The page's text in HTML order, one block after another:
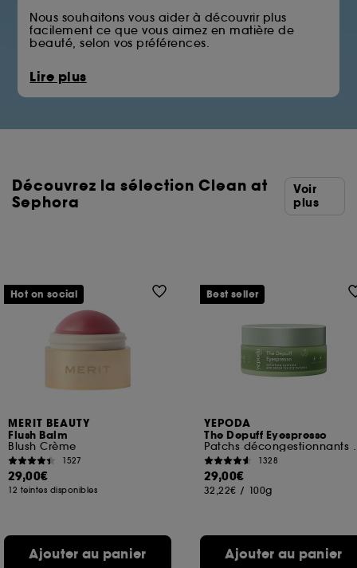
Nous souhaitons vous aider à découvrir plus
facilement ce que vous aimez en matière de
beauté, selon vos préférences.
La pastille Clean at Sephora vous permet
d’identifier les produits qui écartent certains des
ingrédients issus des familles telles que les huiles
*Clean at Sephora = Des formules aux ingrédients
sélectionnés avec soin.
Lire plus
Découvrez la sélection Clean at
Sephora
Voir
plus
MERIT BEAUTY
Flush Balm
Blush Crème
1527
29,00€
12 teintes disponibles
Ajouter au panier
Hot on social
YEPODA
The Depuff Eyespresso
Patchs
1328
29,00€
32,22€ / 100g
Ajouter au panier
Best seller